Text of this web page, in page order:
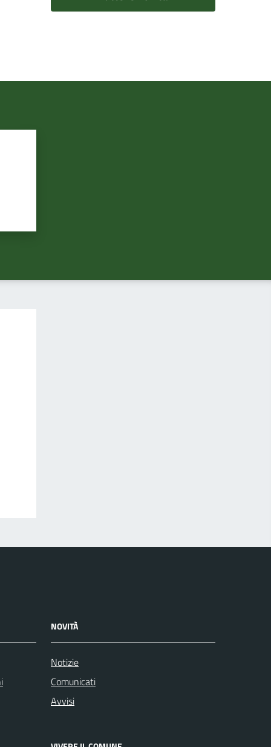
NOVITÀ
Notizie
Comunicati
Avvisi